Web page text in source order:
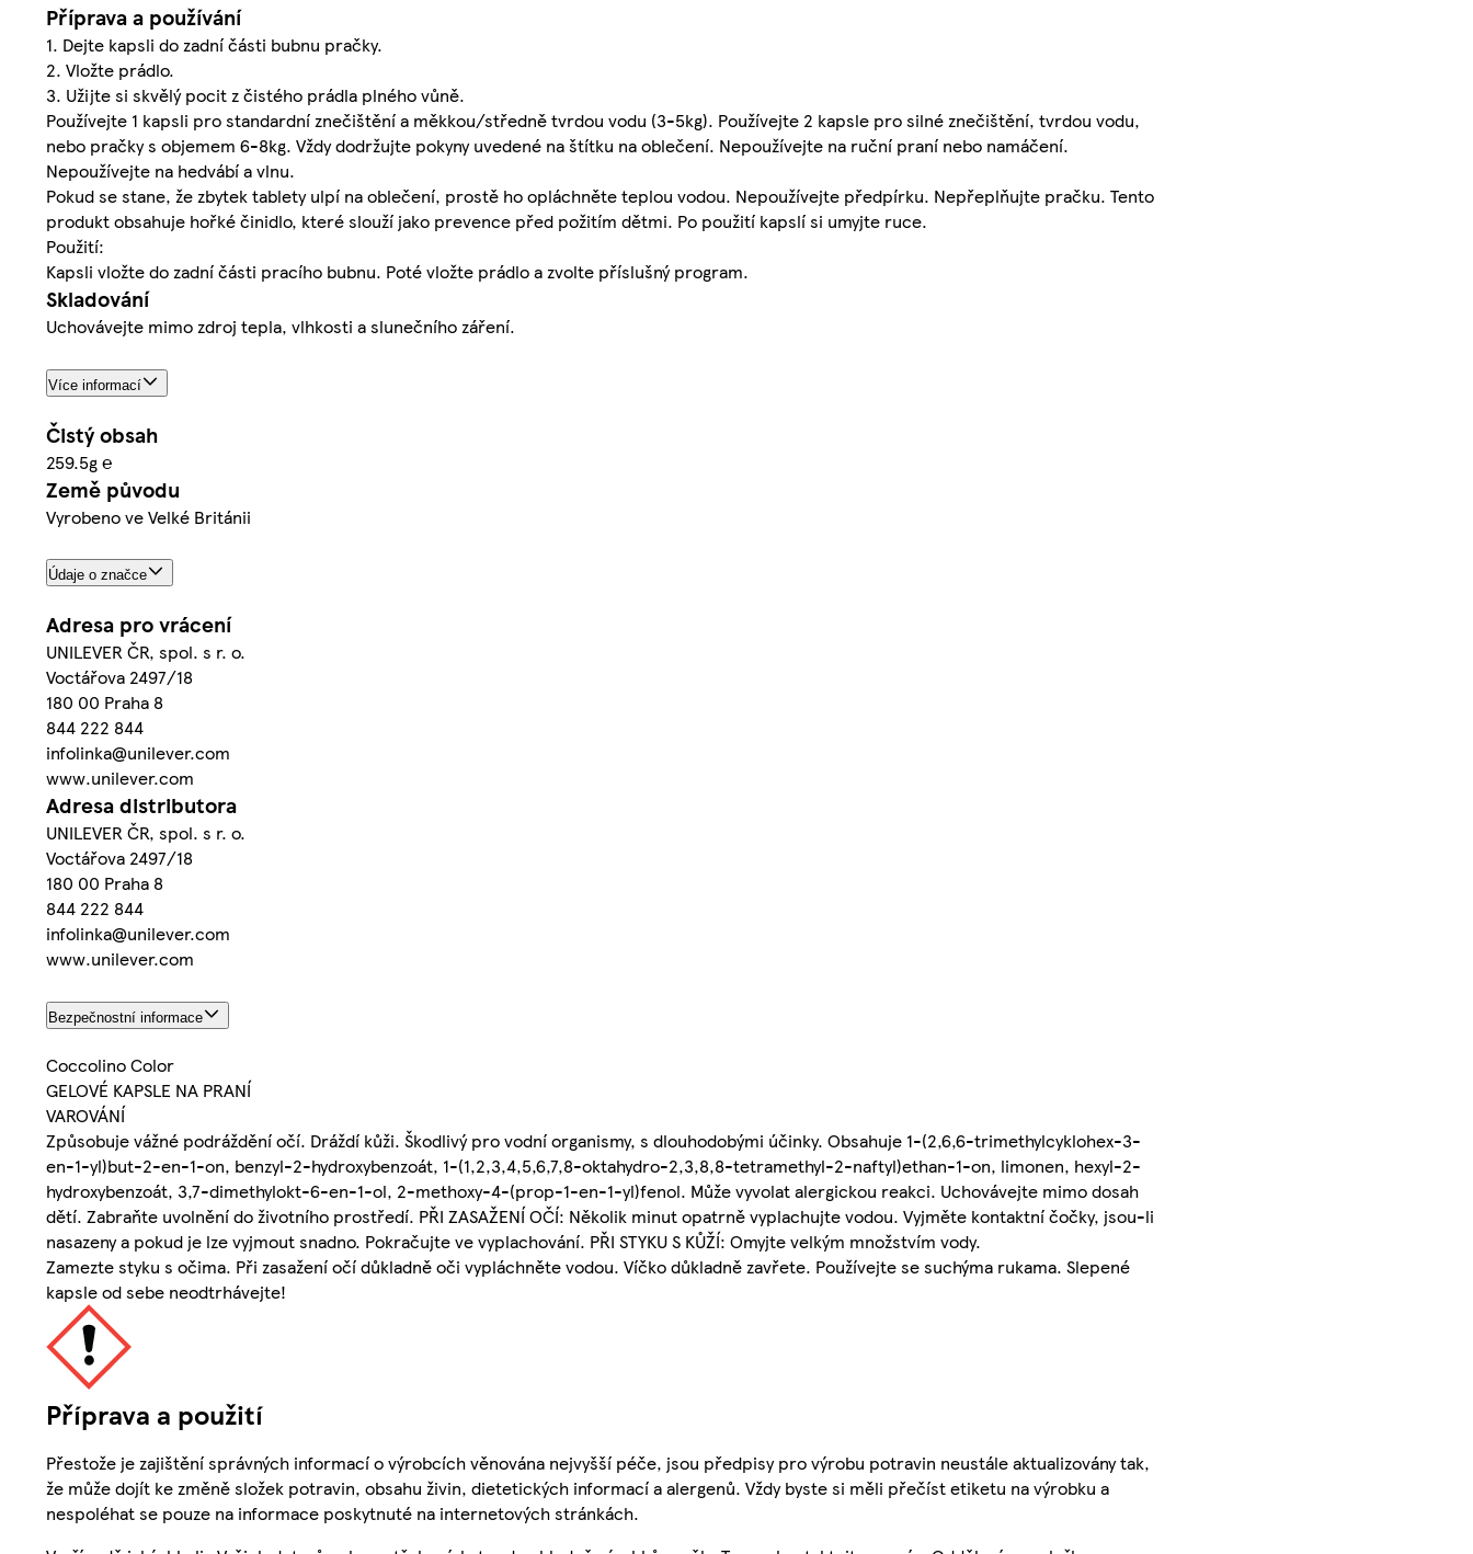
Příprava a používání
1. Dejte kapsli do zadní části bubnu pračky.
2. Vložte prádlo.
3. Užijte si skvělý pocit z čistého prádla plného vůně.
Používejte 1 kapsli pro standardní znečištění a měkkou/středně tvrdou vodu (3-5kg). Používejte 2 kapsle pro silné znečištění, tvrdou vodu,
nebo pračky s objemem 6-8kg. Vždy dodržujte pokyny uvedené na štítku na oblečení. Nepoužívejte na ruční praní nebo namáčení.
Nepoužívejte na hedvábí a vlnu.
Pokud se stane, že zbytek tablety ulpí na oblečení, prostě ho opláchněte teplou vodou. Nepoužívejte předpírku. Nepřeplňujte pračku. Tento
produkt obsahuje hořké činidlo, které slouží jako prevence před požitím dětmi. Po použití kapslí si umyjte ruce.
Použití:
Kapsli vložte do zadní části pracího bubnu. Poté vložte prádlo a zvolte příslušný program.
Skladování
Uchovávejte mimo zdroj tepla, vlhkosti a slunečního záření.
Více informací
Čistý obsah
259.5g ℮
Země původu
Vyrobeno ve Velké Británii
Údaje o značce
Adresa pro vrácení
UNILEVER ČR, spol. s r. o.
Voctářova 2497/18
180 00 Praha 8
844 222 844
infolinka@unilever.com
www.unilever.com
Adresa distributora
UNILEVER ČR, spol. s r. o.
Voctářova 2497/18
180 00 Praha 8
844 222 844
infolinka@unilever.com
www.unilever.com
Bezpečnostní informace
Coccolino Color
GELOVÉ KAPSLE NA PRANÍ
VAROVÁNÍ
Způsobuje vážné podráždění očí. Dráždí kůži. Škodlivý pro vodní organismy, s dlouhodobými účinky. Obsahuje 1-(2,6,6-trimethylcyklohex-3-
en-1-yl)but-2-en-1-on, benzyl-2-hydroxybenzoát, 1-(1,2,3,4,5,6,7,8-oktahydro-2,3,8,8-tetramethyl-2-naftyl)ethan-1-on, limonen, hexyl-2-
hydroxybenzoát, 3,7-dimethylokt-6-en-1-ol, 2-methoxy-4-(prop-1-en-1-yl)fenol. Může vyvolat alergickou reakci. Uchovávejte mimo dosah
dětí. Zabraňte uvolnění do životního prostředí. PŘI ZASAŽENÍ OČÍ: Několik minut opatrně vyplachujte vodou. Vyjměte kontaktní čočky, jsou-li
nasazeny a pokud je lze vyjmout snadno. Pokračujte ve vyplachování. PŘI STYKU S KŮŽÍ: Omyjte velkým množstvím vody.
Zamezte styku s očima. Při zasažení očí důkladně oči vypláchněte vodou. Víčko důkladně zavřete. Používejte se suchýma rukama. Slepené
kapsle od sebe neodtrhávejte!
Příprava a použití
Přestože je zajištění správných informací o výrobcích věnována nejvyšší péče, jsou předpisy pro výrobu potravin neustále aktualizovány tak,
že může dojít ke změně složek potravin, obsahu živin, dietetických informací a alergenů. Vždy byste si měli přečíst etiketu na výrobku a
nespoléhat se pouze na informace poskytnuté na internetových stránkách.